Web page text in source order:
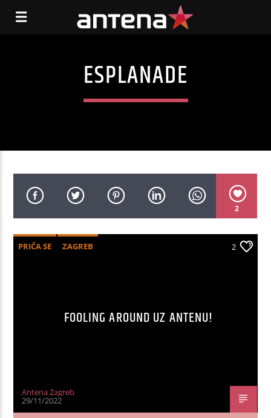
ESPLANADE
2
PRIČA SE ZAGREB 2
FOOLING AROUND UZ ANTENU!
Antena Zagreb
29/11/2022